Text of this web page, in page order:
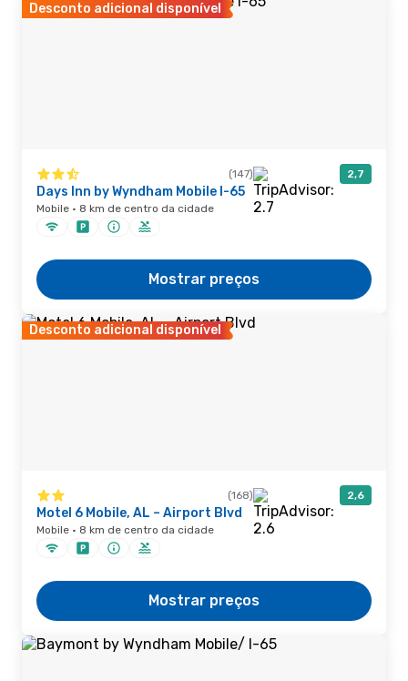
Desconto adicional disponível
(147) 2,7
Days Inn by Wyndham Mobile I-65
Mobile · 8 km de centro da cidade
Mostrar preços
Desconto adicional disponível
(168) 2,6
Motel 6 Mobile, AL – Airport Blvd
Mobile · 8 km de centro da cidade
Mostrar preços